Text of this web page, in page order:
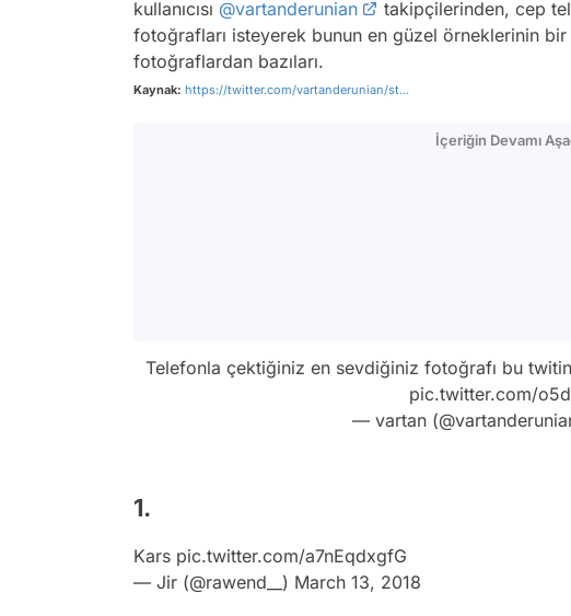
kullanıcısı @vartanderunian
takipçilerinden, cep
fotoğrafları isteyerek bunun en güzel örneklerinin
fotoğraflardan bazıları.
Kaynak: https://twitter.com/vartanderunian/st...
İçeriğin Devamı
Telefonla çektiğiniz en sevdiğiniz fotoğrafı bu
pic.twitter.com/
— vartan
1.
Kars pic.twitter.com/a7nEqdxgfG
— Jir (@rawend__) March 13, 2018